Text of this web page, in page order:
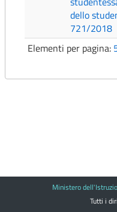
dello
721/2018
Elementi per pagina:
Ministero
Tutti i